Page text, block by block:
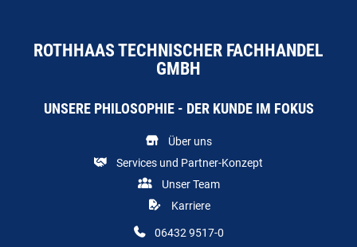
ROTHHAAS TECHNISCHER FACHHANDEL
GMBH
UNSERE PHILOSOPHIE - DER KUNDE IM FOKUS
Über uns
Services und Partner-Konzept
Unser Team
Karriere
06432 9517-0